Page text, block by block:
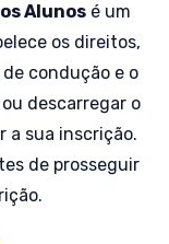
Alunosé um
os direitos,
condução e o
descarregar o
a sua inscrição.
de prosseguir